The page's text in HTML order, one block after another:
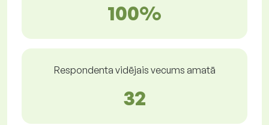
100%
Respondenta vidējais vecums amatā
32